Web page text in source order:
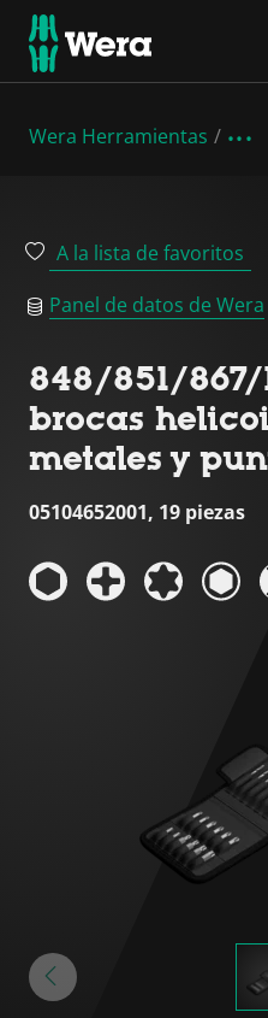
Wera Herramientas
A la lista de favoritos
Panel de datos de Wera
848/851/867/
brocas
metales y
05104652001, 19 piezas